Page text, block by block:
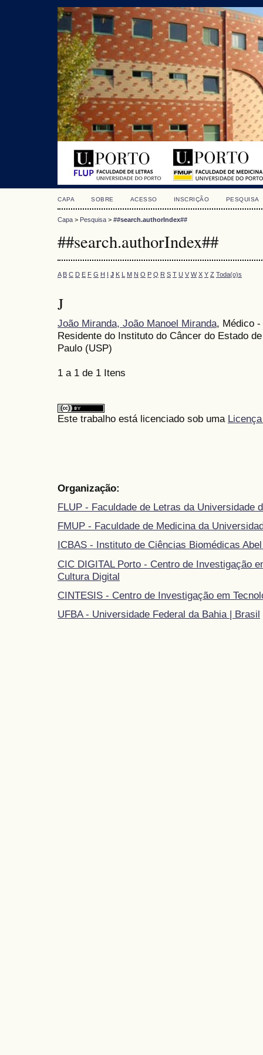
CAPA SOBRE ACESSO INSCRIÇÃO PESQUISA
Capa > Pesquisa > ##search.authorIndex##
##search.authorIndex##
A B C D E F G H I J K L M N O P Q R S T U V W X Y Z Toda(o)s
J
João Miranda, João Manoel Miranda, Médico
Residente do Instituto do Câncer do Estado
Paulo (USP)
1 a 1 de 1 Itens
Este trabalho está licenciado sob uma
Organização:
FLUP - Faculdade de Letras da Universidade
FMUP - Faculdade de Medicina da
ICBAS - Instituto de Ciências Biomédicas
CIC DIGITAL Porto - Centro de Investigação
Cultura Digital
CINTESIS - Centro de Investigação em
UFBA - Universidade Federal da Bahia | Brasil